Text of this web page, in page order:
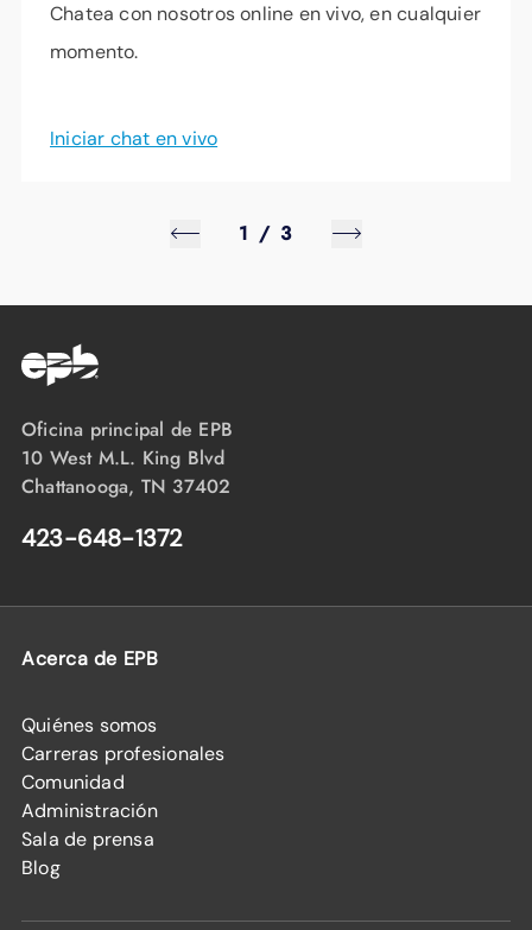
Chatea con nosotros online en vivo, en cualquier
momento.
Iniciar chat en vivo
1 / 3
Oficina principal de EPB
10 West M.L. King Blvd
Chattanooga, TN 37402
423-648-1372
Acerca de EPB
Quiénes somos
Carreras profesionales
Comunidad
Administración
Sala de prensa
Blog